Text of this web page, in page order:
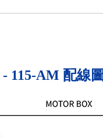
115-AM 配線圖